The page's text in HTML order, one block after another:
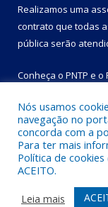
Realizamos uma
contrato que todas
pública serão
Conheça o PNTP e o
Todos os direitos
Mapa do Site
Nós usamos
navegação no
concorda com a
Para ter mais
Política de cookies
ACEITO.
Leia mais